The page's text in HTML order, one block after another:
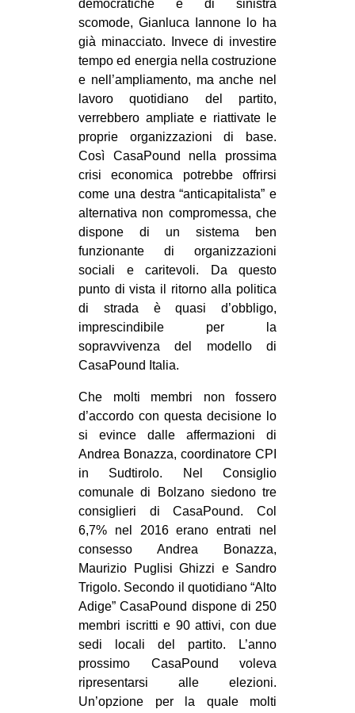
democratiche e di sinistra
scomode, Gianluca Iannone lo ha
già minacciato. Invece di investire
tempo ed energia nella costruzione
e nell’ampliamento, ma anche nel
lavoro quotidiano del partito,
verrebbero ampliate e riattivate le
proprie organizzazioni di base.
Così CasaPound nella prossima
crisi economica potrebbe offrirsi
come una destra “anticapitalista” e
alternativa non compromessa, che
dispone di un sistema ben
funzionante di organizzazioni
sociali e caritevoli. Da questo
punto di vista il ritorno alla politica
di strada è quasi d’obbligo,
imprescindibile per la
sopravvivenza del modello di
CasaPound Italia.
Che molti membri non fossero
d’accordo con questa decisione lo
si evince dalle affermazioni di
Andrea Bonazza, coordinatore CPI
in Sudtirolo. Nel Consiglio
comunale di Bolzano siedono tre
consiglieri di CasaPound. Col
6,7% nel 2016 erano entrati nel
consesso Andrea Bonazza,
Maurizio Puglisi Ghizzi e Sandro
Trigolo. Secondo il quotidiano “Alto
Adige” CasaPound dispone di 250
membri iscritti e 90 attivi, con due
sedi locali del partito. L’anno
prossimo CasaPound voleva
ripresentarsi alle elezioni.
Un’opzione per la quale molti